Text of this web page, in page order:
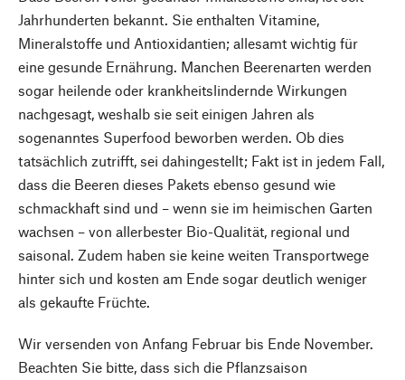
Jahrhunderten bekannt. Sie enthalten Vitamine,
Mineralstoffe und Antioxidantien; allesamt wichtig für
eine gesunde Ernährung. Manchen Beerenarten werden
sogar heilende oder krankheitslindernde Wirkungen
nachgesagt, weshalb sie seit einigen Jahren als
sogenanntes Superfood beworben werden. Ob dies
tatsächlich zutrifft, sei dahingestellt; Fakt ist in jedem Fall,
dass die Beeren dieses Pakets ebenso gesund wie
schmackhaft sind und – wenn sie im heimischen Garten
wachsen – von allerbester Bio-Qualität, regional und
saisonal. Zudem haben sie keine weiten Transportwege
hinter sich und kosten am Ende sogar deutlich weniger
als gekaufte Früchte.
Wir versenden von Anfang Februar bis Ende November.
Beachten Sie bitte, dass sich die Pflanzsaison